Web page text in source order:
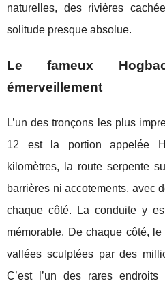
naturelles, des rivières
solitude presque absolue.
Le fameux
émerveillement
L’un des tronçons les plus
12 est la portion appelée
kilomètres, la route serpente
barrières ni accotements, avec
chaque côté. La conduite y
mémorable. De chaque côté,
vallées sculptées par des
C’est l’un des rares